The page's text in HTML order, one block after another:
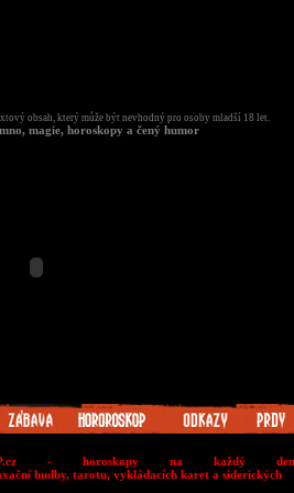
obsah, který může být nevhodný pro osoby mladší 18 let.
magie, horoskopy a čený humor
- horoskopy na každý den